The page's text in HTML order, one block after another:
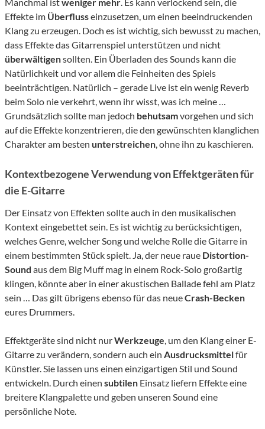
Effekte im Überflusseinzusetzen, um einen beeindruckenden
Klang zu erzeugen. Doch es ist wichtig, sich bewusst zu machen,
dass Effekte das Gitarrenspiel unterstützen und nicht
überwältigensollten. Ein Überladen des Sounds kann die
Natürlichkeit und vor allem die Feinheiten des Spiels
beeinträchtigen. Natürlich – gerade Live ist ein wenig Reverb
beim Solo nie verkehrt, wenn ihr wisst, was ich meine …
Grundsätzlich sollte man jedoch behutsamvorgehen und sich
auf die Effekte konzentrieren, die den gewünschten klanglichen
Charakter am besten unterstreichen , ohne ihn zu kaschieren.
Kontextbezogene Verwendung von Effektgeräten für
die E-Gitarre
Der Einsatz von Effekten sollte auch in den musikalischen
Kontext eingebettet sein. Es ist wichtig zu berücksichtigen,
welches Genre, welcher Song und welche Rolle die Gitarre in
einem bestimmten Stück spielt. Ja, der neue raue Distortion-
Sound aus dem Big Muff mag in einem Rock-Solo großartig
klingen, könnte aber in einer akustischen Ballade fehl am Platz
sein … Das gilt übrigens ebenso für das neueCrash-Becken
eures Drummers.
Effektgeräte sind nicht nurWerkzeuge , um den Klang einer E-
Gitarre zu verändern, sondern auch ein Ausdrucksmittelfür
Künstler. Sie lassen uns einen einzigartigen Stil und Sound
entwickeln. Durch einen subtilen Einsatz liefern Effekte eine
breitere Klangpalette und geben unseren Sound eine
persönliche Note.